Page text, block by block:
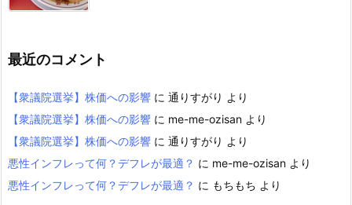
最近のコメント
【衆議院選挙】株価への影響 に 通りすがり より
【衆議院選挙】株価への影響 に me-me-ozisan より
【衆議院選挙】株価への影響 に 通りすがり より
悪性インフレって何？デフレが最適？ に me-me-ozisan より
悪性インフレって何？デフレが最適？ に もちもち より